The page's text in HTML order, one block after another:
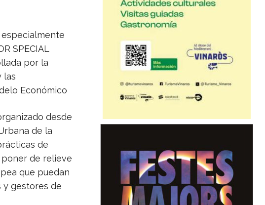
SPECIAL
por la
las
Económico
desde
de la
de
de relieve
que puedan
y gestores de